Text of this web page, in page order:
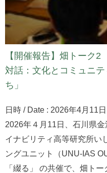
【開催報告】畑トーク
対話：文化とコミュニ
ち」
日時 / Date : 2026年4月11
2026年４月11日、石川県
イナビリティ高等研究所い
ングユニット（UNU-IAS
「綴る」 の共催で、畑トー